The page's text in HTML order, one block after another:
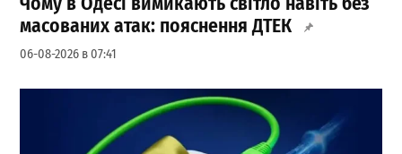
масованих атак: пояснення ДТЕК
06-08-2026 в 07:41